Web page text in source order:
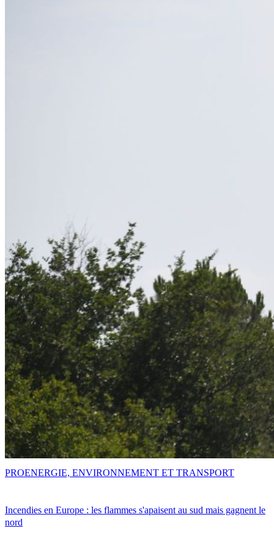
Incendies en Europe : les flammes s'apaisent au sud mais gagnent le
nord
PROENERGIE, ENVIRONNEMENT ET TRANSPORT